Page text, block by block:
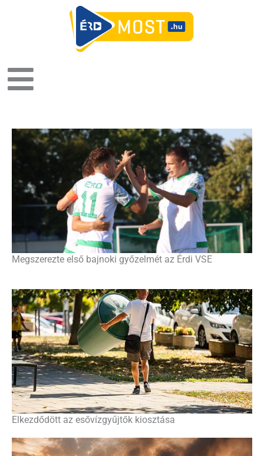
Megszerezte első bajnoki győzelmét az Érdi VSE
Elkezdődött az esővízgyűjtők kiosztása